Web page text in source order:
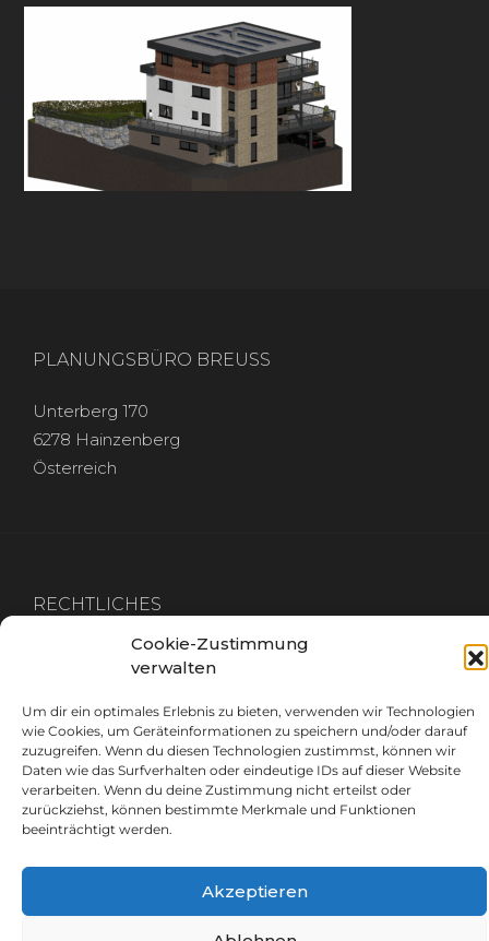
Cookie-Zustimmung
verwalten
Um dir ein optimales Erlebnis zu bieten, verwenden wir Technologien
wie Cookies, um Geräteinformationen zu speichern und/oder darauf
zuzugreifen. Wenn du diesen Technologien zustimmst, können wir
Daten wie das Surfverhalten oder eindeutige IDs auf dieser Website
verarbeiten. Wenn du deine Zustimmung nicht erteilst oder
zurückziehst, können bestimmte Merkmale und Funktionen
beeinträchtigt werden.
Akzeptieren
PLANUNGSBÜRO BREUSS
Unterberg 170
6278 Hainzenberg
Österreich
RECHTLICHES
GET IN TOUCH
info@plan-breuss.at